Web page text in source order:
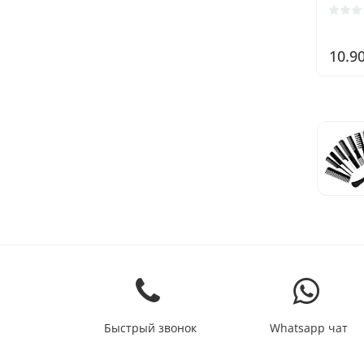
Быстрый звонок Whatsapp чат